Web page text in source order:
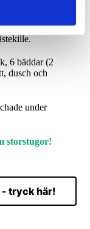
6 bäddar (2
dusch och
under
storstugor!
tryck här!